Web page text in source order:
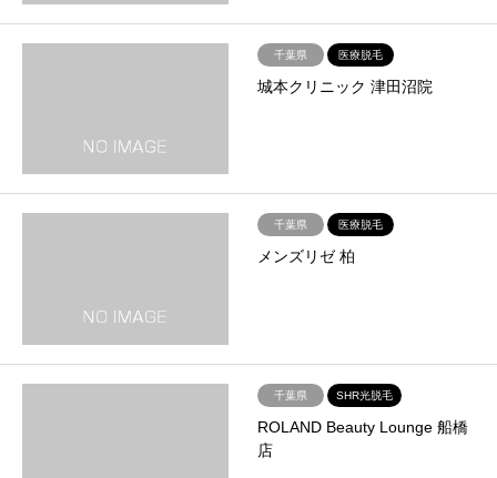
千葉県 医療脱毛
城本クリニック 津田沼院
千葉県 医療脱毛
メンズリゼ 柏
千葉県 SHR光脱毛
ROLAND Beauty Lounge 船橋
店